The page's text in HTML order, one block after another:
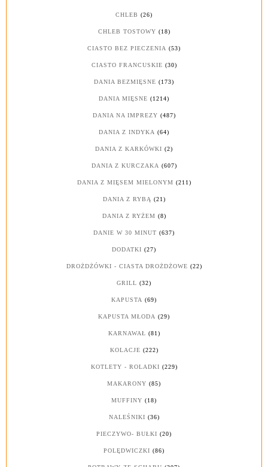
CHLEB (26)
CHLEB TOSTOWY (18)
CIASTO BEZ PIECZENIA (53)
CIASTO FRANCUSKIE (30)
DANIA BEZMIĘSNE (173)
DANIA MIĘSNE (1214)
DANIA NA IMPREZY (487)
DANIA Z INDYKA (64)
DANIA Z KARKÓWKI (2)
DANIA Z KURCZAKA (607)
DANIA Z MIĘSEM MIELONYM (211)
DANIA Z RYBĄ (21)
DANIA Z RYŻEM (8)
DANIE W 30 MINUT (637)
DODATKI (27)
DROŻDŻÓWKI - CIASTA DROŻDŻOWE (22)
GRILL (32)
KAPUSTA (69)
KAPUSTA MŁODA (29)
KARNAWAŁ (81)
KOLACJE (222)
KOTLETY - ROLADKI (229)
MAKARONY (85)
MUFFINY (18)
NALEŚNIKI (36)
PIECZYWO- BUŁKI (20)
POLĘDWICZKI (86)